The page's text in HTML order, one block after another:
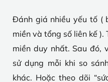
Đánh giá nhiều yếu tố (
miền và tổng số liên kế
miền duy nhất. Sau đó,
sử dụng mỗi khi so
khác. Hoặc theo dõi